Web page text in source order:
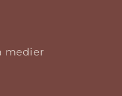
medier